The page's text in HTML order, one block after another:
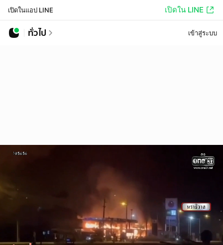
เปิดในแอป LINE เปิดใน LINE
ทั่วไป เข้าสู่ระบบ